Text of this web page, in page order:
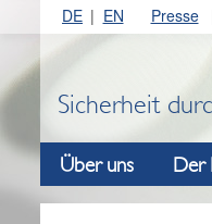
DE EN Presse
Sicherheit
Über uns Der